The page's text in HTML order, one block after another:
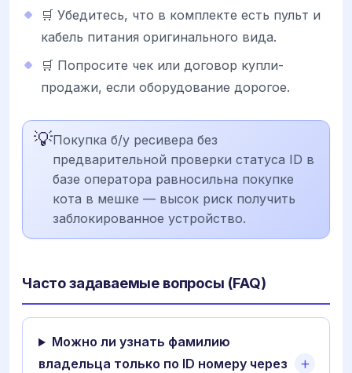
🛒 Убедитесь, что в комплекте есть пульт и
кабель питания оригинального вида.
🛒 Попросите чек или договор купли-
продажи, если оборудование дорогое.
💡Покупка б/у ресивера без
предварительной проверки статуса ID в
базе оператора равносильна покупке
кота в мешке — высок риск получить
заблокированное устройство.
Часто задаваемые вопросы (FAQ)
Можно ли узнать фамилию
владельца только по ID номеру через